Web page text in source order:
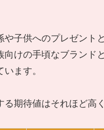
や子供へのプレゼント
向けの手頃なブランド
ます。
る期待値はそれほど高